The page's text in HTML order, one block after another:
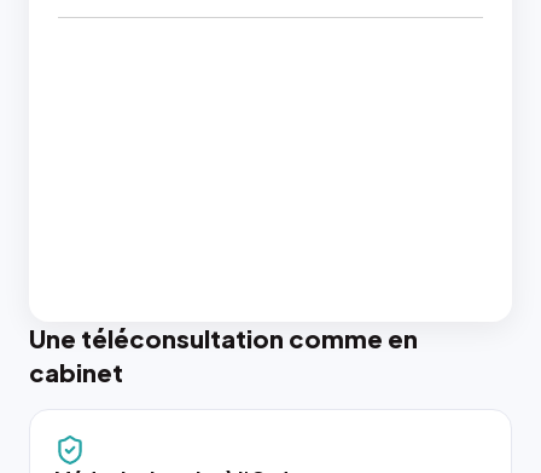
Une téléconsultation comme en
cabinet